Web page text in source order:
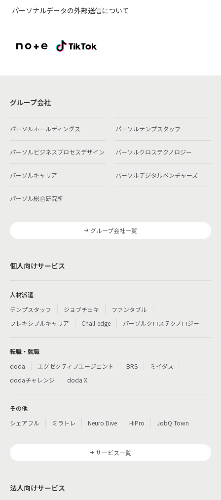
パーソナルデータの外部送信について
グループ会社
パーソルホールディングス パーソルテンプスタッフ
パーソルビジネスプロセスデザイン パーソルクロステクノロジー
パーソルキャリア パーソルデジタルベンチャーズ
パーソル総合研究所
グループ会社一覧
個人向けサービス
人材派遣
テンプスタッフ
ジョブチェキ
ファンタブル
フレキシブルキャリア
Chall-edge パーソルクロステクノロジー
転職・就職
doda
エグゼクティブエージェント BRS
ミイダス
dodaチャレンジ
doda X
その他
シェアフル
ミラトレ Neuro Dive HiPro JobQ Town
サービス一覧
法人向けサービス